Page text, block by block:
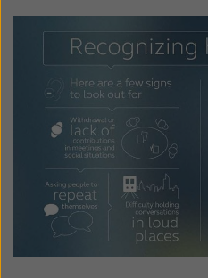
Türkçe
United States
عربي